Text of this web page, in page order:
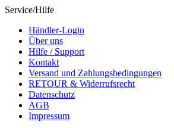
Service/Hilfe
Händler-Login
Über uns
Hilfe / Support
Kontakt
Versand und Zahlungsbedingungen
RETOUR & Widerrufsrecht
Datenschutz
AGB
Impressum